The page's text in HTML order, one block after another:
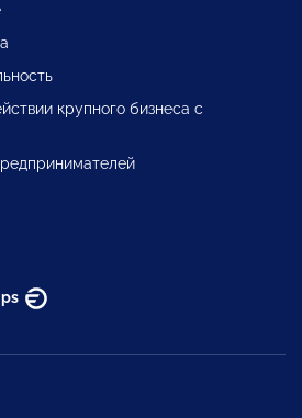
крупного бизнеса с